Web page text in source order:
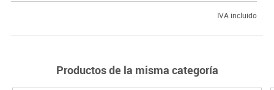
IVA incluido
Productos de la misma categoría